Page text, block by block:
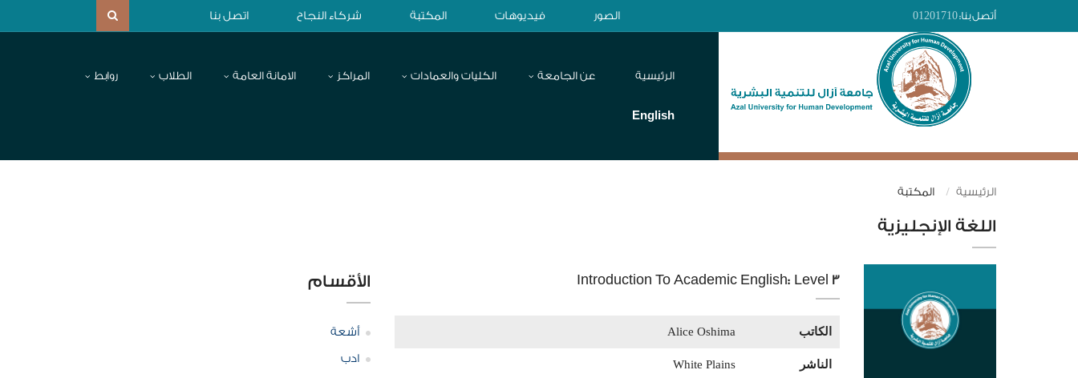
أتصل بنا:01201710 الصور فيديوهات المكتبة شركاء النجاح اتصل بنا
الرئيسية عن الجامعة الكليات والعمادات المراكز الامانة العامة الطلاب روابط
English
الرئيسية المكتبة
اللغة الإنجليزية
Introduction To Academic English: Level 3
الكاتب Alice Oshima
الناشر White Plains
الأقسام
أشعة
ادب